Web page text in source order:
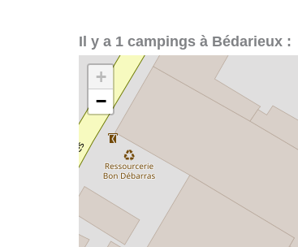
Il y a 1 campings à Bédarieux :
+
−